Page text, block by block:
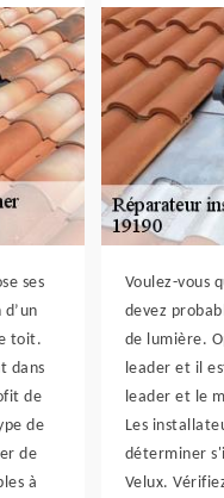
ses
toit.
dans
de
de
de
à
Voulez-vous
devez
de lumière.
leader et il
leader et le
Les
déterminer
Velux.